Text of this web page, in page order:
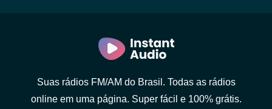
Suas rádios FM/AM do Brasil. Todas as rádios
online em uma página. Super fácil e 100% grátis.